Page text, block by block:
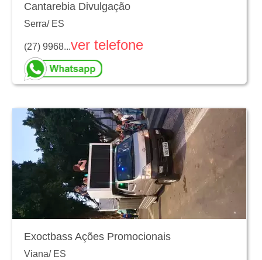
Cantarebia Divulgação
Serra/ ES
(27) 9968...ver telefone
Exoctbass Ações Promocionais
Viana/ ES